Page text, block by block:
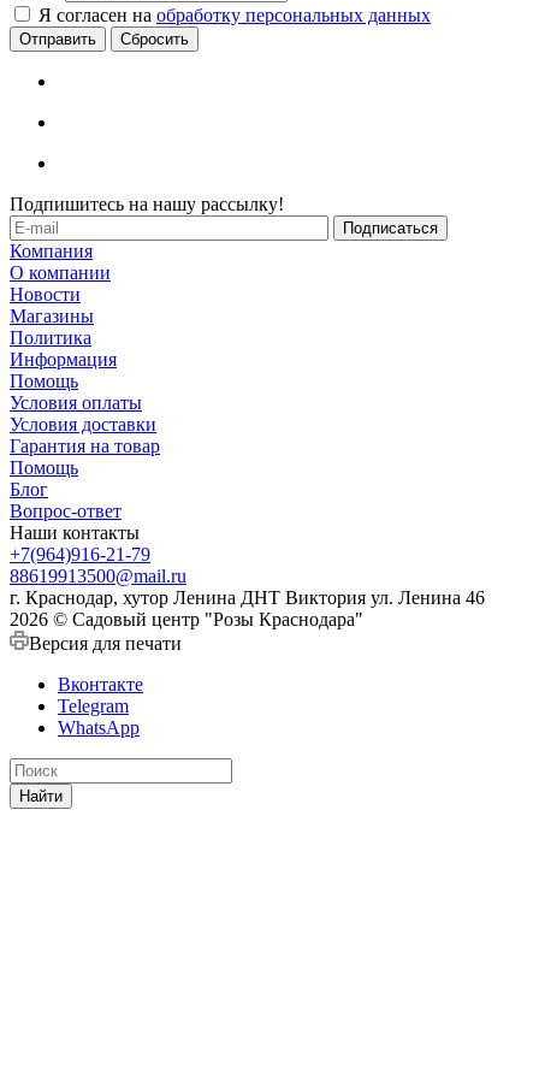
Я согласен на обработку персональных данных
Сбросить
Подпишитесь на нашу рассылку!
Компания
О компании
Новости
Магазины
Политика
Информация
Помощь
Условия оплаты
Условия доставки
Гарантия на товар
Помощь
Блог
Вопрос-ответ
Наши контакты
+7(964)916-21-79
88619913500@mail.ru
г. Краснодар, хутор Ленина ДНТ Виктория ул. Ленина 46
2026 © Садовый центр "Розы Краснодара"
Версия для печати
Вконтакте
Telegram
WhatsApp
Найти